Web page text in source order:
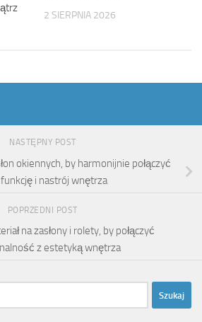
2 SIERPNIA 2026
NASTĘPNY POST
okiennych, by harmonijnie połączyć
i nastrój wnętrza
POPRZEDNI POST
na zasłony i rolety, by połączyć
z estetyką wnętrza